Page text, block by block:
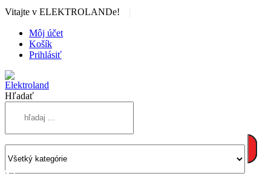
Vitajte v ELEKTROLANDe!
Môj účet
Košík
Prihlásiť
Hľadať